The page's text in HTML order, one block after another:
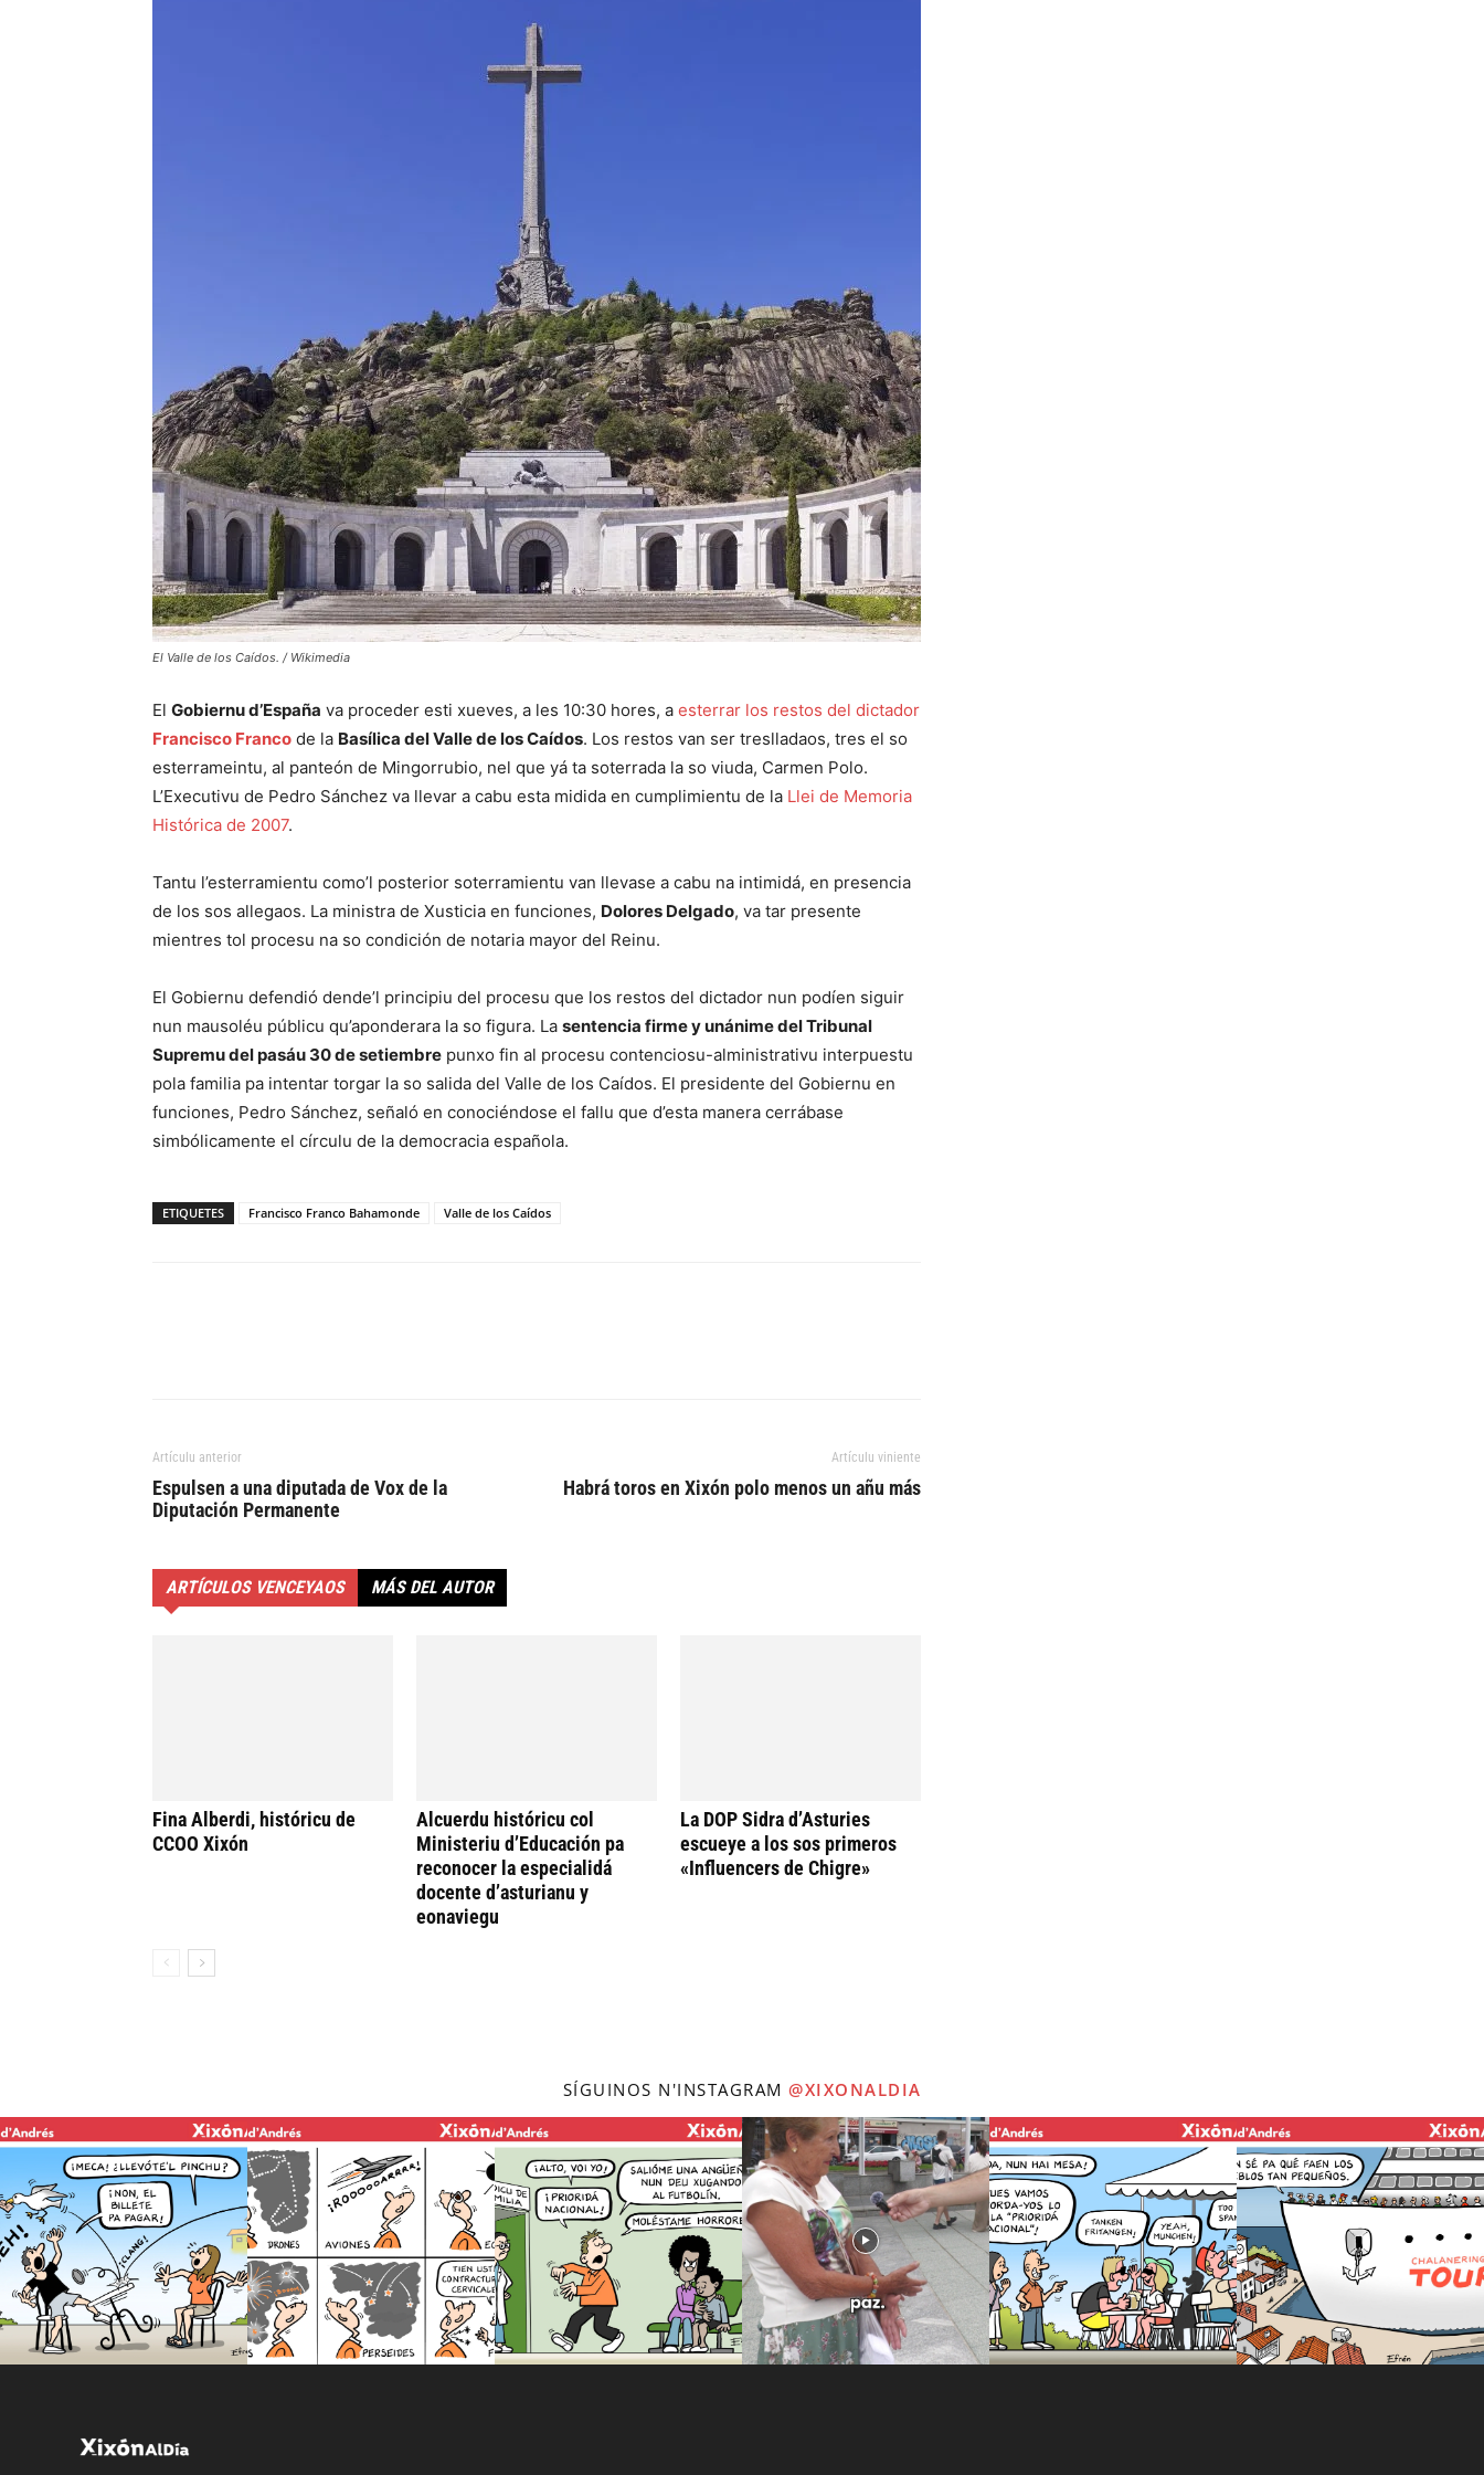
El Valle de los Caídos. / Wikimedia
El Gobiernu d’España va proceder esti xueves, a les 10:30 hores, a esterrar los restos del dictador
Francisco Franco de la Basílica del Valle de los Caídos. Los restos van ser treslladaos, tres el so
esterrameintu, al panteón de Mingorrubio, nel que yá ta soterrada la so viuda, Carmen Polo.
L’Executivu de Pedro Sánchez va llevar a cabu esta midida en cumplimientu de la Llei de Memoria
Histórica de 2007.
Tantu l’esterramientu como’l posterior soterramientu van llevase a cabu na intimidá, en presencia
de los sos allegaos. La ministra de Xusticia en funciones, Dolores Delgado, va tar presente
mientres tol procesu na so condición de notaria mayor del Reinu.
El Gobiernu defendió dende’l principiu del procesu que los restos del dictador nun podíen siguir
nun mausoléu públicu qu’aponderara la so figura. La sentencia firme y unánime del Tribunal
Supremu del pasáu 30 de setiembre punxo fin al procesu contenciosu-alministrativu interpuestu
pola familia pa intentar torgar la so salida del Valle de los Caídos. El presidente del Gobiernu en
funciones, Pedro Sánchez, señaló en conociéndose el fallu que d’esta manera cerrábase
simbólicamente el círculu de la democracia española.
ETIQUETES Francisco Franco Bahamonde Valle de los Caídos
Artículu anterior
Espulsen a una diputada de Vox de la
Diputación Permanente
Artículu viniente
Habrá toros en Xixón polo menos un añu más
ARTÍCULOS VENCEYAOS MÁS DEL AUTOR
Fina Alberdi, históricu de
CCOO Xixón
Alcuerdu históricu col
Ministeriu d’Educación pa
reconocer la especialidá
docente d’asturianu y
eonaviegu
La DOP Sidra d’Asturies
escueye a los sos primeros
«Influencers de Chigre»
SÍGUINOS N'INSTAGRAM @XIXONALDIA